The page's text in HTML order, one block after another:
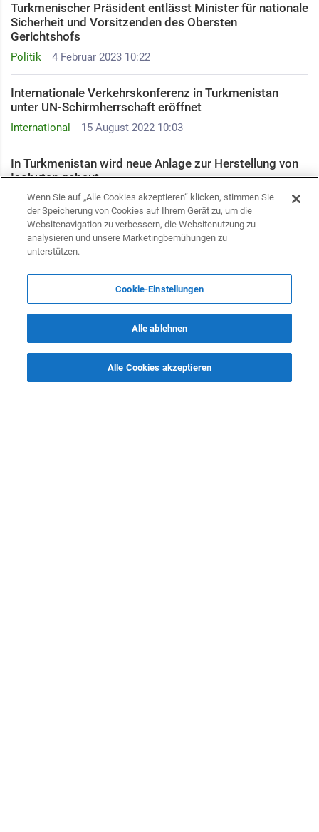
Politik 4 Februar 2023 10:22
Turkmenischer Präsident entlässt Minister für nationale
Sicherheit und Vorsitzenden des Obersten
Gerichtshofs
International 15 August 2022 10:03
Internationale Verkehrskonferenz in Turkmenistan
unter UN-Schirmherrschaft eröffnet
Wirtschaft 11 Mai 2022 20:00
In Turkmenistan wird neue Anlage zur Herstellung von
Isobutan gebaut
Turkmenistan erweitert das Kreditprogramm für
Unternehmen
Wirtschaft
Turkmenistan beabsichtigt, sein Transitpotenzial zu
entwickeln
Serdar Berdimuhamedow ist neuer Präsident von
Turkmenistan
Wenn Sie auf „Alle Cookies akzeptieren“ klicken, stimmen Sie
der Speicherung von Cookies auf Ihrem Gerät zu, um die
Websitenavigation zu verbessern, die Websitenutzung zu
analysieren und unsere Marketingbemühungen zu
unterstützen.
Cookie-Einstellungen
Alle ablehnen
Alle Cookies akzeptieren